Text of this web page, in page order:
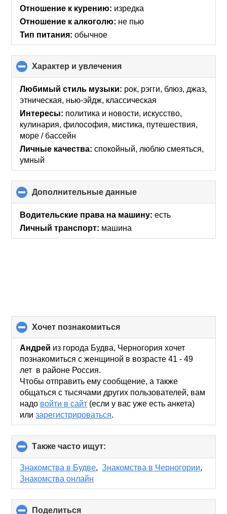
Отношение к курению: изредка
Отношение к алкоголю: не пью
Тип питания: обычное
Характер и увлечения
to
collapse
contents
Любимый стиль музыки: рок, рэгги, блюз, джаз,
этническая, нью-эйдж, классическая
Интересы: политика и новости, искусcтво,
кулинария, философия, мистика, путешествия,
море / бассейн
Личные качества: спокойный, люблю смеяться,
умный
Дополнительные данные
to
collapse
Водительские права на машину: есть
Личный транспорт: машина
хочет познакомиться
to
collapse
contents
Андрей из города Будва, Черногория хочет
познакомиться с женщиной в возрасте 41 - 49
лет в районе Россия.
Чтобы отправить ему сообщение, а также
общаться с тысячами других пользователей, вам
надо войти в сайт (если у вас уже есть анкета)
илизарегистрироваться.
Также часто ищут:
to
collapse
Знакомства в Будве,Знакомства в Черногории,
Знакомства онлайн
Поделиться